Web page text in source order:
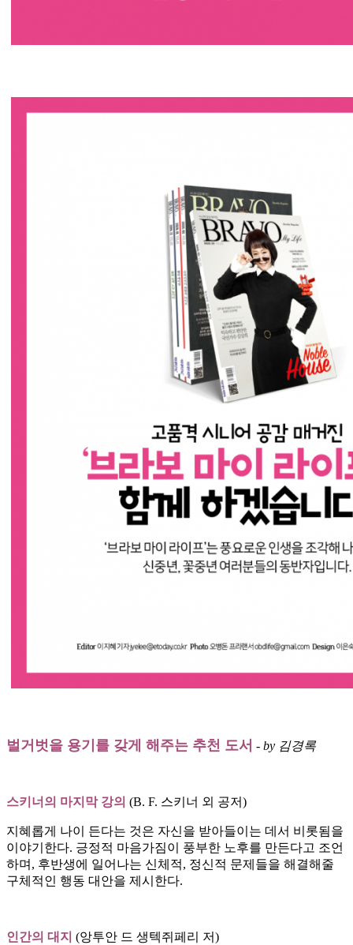
벌거벗을 용기를 갖게 해주는 추천 도서 - by 김경록
스키너의 마지막 강의 (B. F. 스키너 외 공저)
지혜롭게 나이 든다는 것은 자신을 받아들이는 데서 비롯됨을
이야기한다. 긍정적 마음가짐이 풍부한 노후를 만든다고 조언
하며, 후반생에 일어나는 신체적, 정신적 문제들을 해결해줄
구체적인 행동 대안을 제시한다.
인간의 대지 (앙투안 드 생텍쥐페리 저)